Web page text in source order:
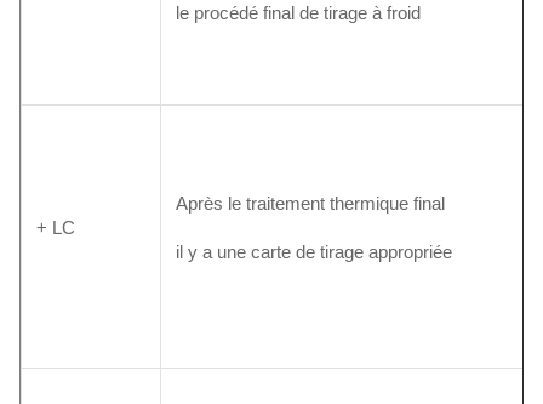
le procédé final de tirage à froid
+ LC
Après le traitement thermique final
il y a une carte de tirage appropriée